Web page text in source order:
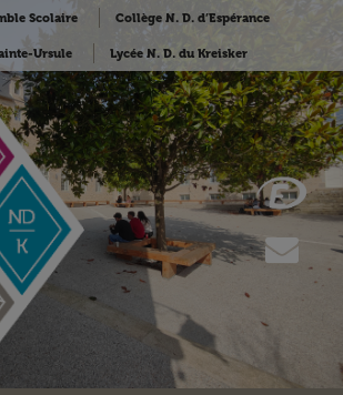
Scolaire Collège N. D. d’Espérance
Ursule Lycée N. D. du Kreisker